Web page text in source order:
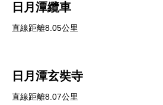
日月潭纜車
直線距離8.05公里
日月潭玄奘寺
直線距離8.07公里